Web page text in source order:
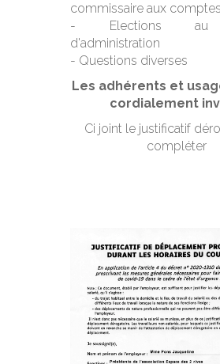
commissaire aux comptes
- Elections au
d'administration
- Questions diverses
Les adhérents et
cordialement
Ci joint le justificatif
compléter